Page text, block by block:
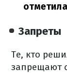
Запреты
Те, кто
запрещают